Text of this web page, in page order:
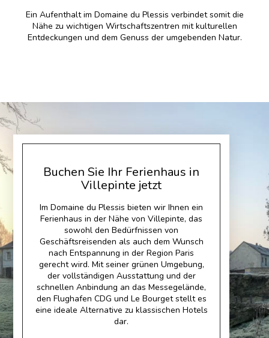
Ein Aufenthalt im Domaine du Plessis verbindet somit die
Nähe zu wichtigen Wirtschaftszentren mit kulturellen
Entdeckungen und dem Genuss der umgebenden Natur.
Buchen Sie Ihr Ferienhaus in
Villepinte jetzt
Im Domaine du Plessis bieten wir Ihnen ein
Ferienhaus in der Nähe von Villepinte, das
sowohl den Bedürfnissen von
Geschäftsreisenden als auch dem Wunsch
nach Entspannung in der Region Paris
gerecht wird. Mit seiner grünen Umgebung,
der vollständigen Ausstattung und der
schnellen Anbindung an das Messegelände,
den Flughafen CDG und Le Bourget stellt es
eine ideale Alternative zu klassischen Hotels
dar.